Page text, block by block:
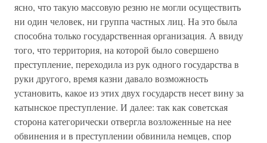
ясно, что такую массовую резню не могли осуществить
ни один человек, ни группа частных лиц. На это была
способна только государственная организация. А ввиду
того, что территория, на которой было совершено
преступление, переходила из рук одного государства в
руки другого, время казни давало возможность
установить, какое из этих двух государств несет вину за
катынское преступление. И далее: так как советская
сторона категорически отвергла возложенные на нее
обвинения и в преступлении обвинила немцев, спор